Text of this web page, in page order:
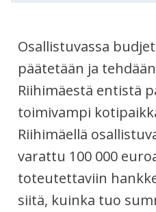
Tietoa tästä
Osallistuvassa
päätetään ja
Riihimäestä entistä
toimivampi
Riihimäellä
varattu 100 000
toteutettaviin
siitä, kuinka tuo